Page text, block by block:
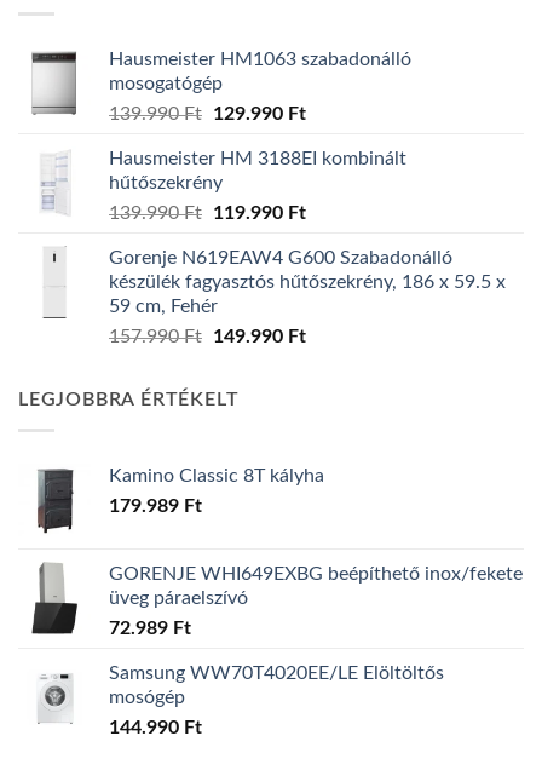
Hausmeister HM1063 szabadonálló
mosogatógép
139.990Ft
Original
was:
139.990 Ft.
129.990 FtCurrent
is:
Hausmeister HM 3188EI kombinált
hűtőszekrény
139.990Ft
Original
was:
139.990 Ft.
119.990 FtCurrent
is:
119.990 Ft.
Gorenje N619EAW4 G600 Szabadonálló
készülék fagyasztós hűtőszekrény, 186 x 59.5 x
59 cm, Fehér
157.990Ft
Original
157.990 Ft.
149.990 FtCurrent
LEGJOBBRA ÉRTÉKELT
Kamino Classic 8T kályha
179.989 Ft
GORENJE WHI649EXBG beépíthető inox/fekete
üveg páraelszívó
72.989 Ft
Samsung WW70T4020EE/LE Elöltöltős
mosógép
144.990 Ft